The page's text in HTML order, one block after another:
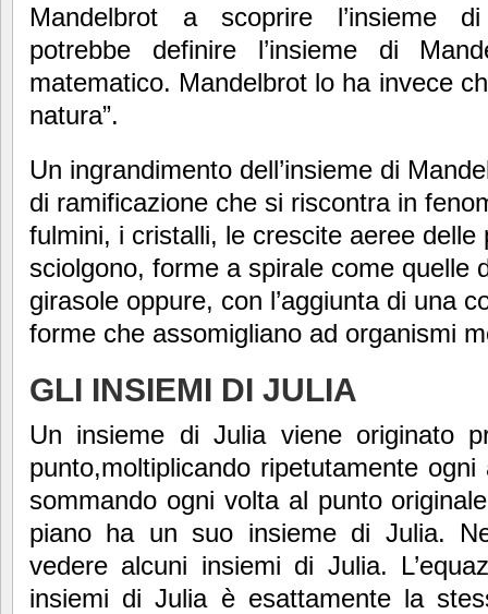
Mandelbrot a scoprire l’insieme
potrebbe definire l’insieme di
matematico. Mandelbrot lo ha invece
natura”.
Un ingrandimento dell’insieme di
di ramificazione che si riscontra in
fulmini, i cristalli, le crescite aeree delle
sciolgono, forme a spirale come quelle
girasole oppure, con l’aggiunta di una
forme che assomigliano ad organismi
GLI INSIEMI DI JULIA
Un insieme di Julia viene originato
punto,moltiplicando ripetutamente
sommando ogni volta al punto
piano ha un suo insieme di Julia.
vedere alcuni insiemi di Julia.
insiemi di Julia è esattamente la